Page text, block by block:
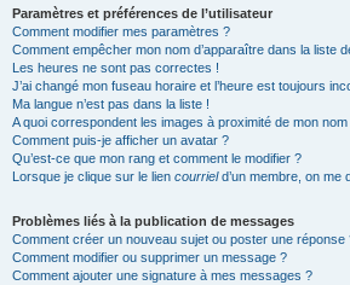
Paramètres et préférences de l’utilisateur
Comment modifier mes paramètres ?
Comment empêcher mon nom d’apparaître dans la liste
Les heures ne sont pas correctes !
J’ai changé mon fuseau horaire et l’heure est toujours
Ma langue n’est pas dans la liste !
A quoi correspondent les images à proximité de mon nom
Comment puis-je afficher un avatar ?
Qu’est-ce que mon rang et comment le modifier ?
Lorsque je clique sur le lien courrield’un membre, on me
Problèmes liés à la publication de messages
Comment créer un nouveau sujet ou poster une réponse
Comment modifier ou supprimer un message ?
Comment ajouter une signature à mes messages ?